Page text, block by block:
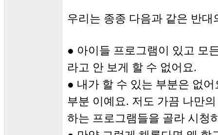
우리는 종종 다음과 같은 반대
● 아이들 프로그램이 있고 모
라고 안 보게 할 수 없어요.
● 내가 할 수 있는 부분은 없
부분 이예요. 저도 가끔 나만
하는 프로그램들을 골라 시청